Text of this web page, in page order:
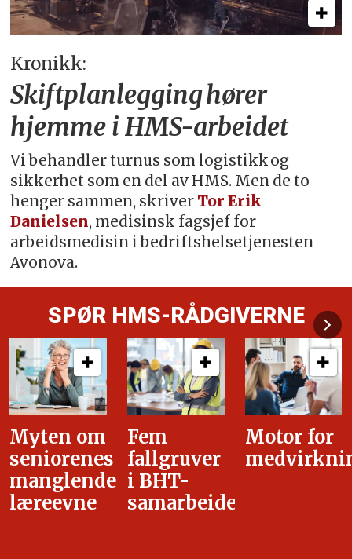
Kronikk:
Skiftplanlegging hører
hjemme i HMS-arbeidet
Vi behandler turnus som logistikk og
sikkerhet som en del av HMS. Men de to
henger sammen, skriver Tor Erik
Danielsen, medisinsk fagsjef for
arbeidsmedisin i bedriftshelsetjenesten
Avonova.
SPØR HMS-RÅDGIVERNE
Fem
fallgruver
i BHT-
samarbeidet
Motor for
medvirkning
i